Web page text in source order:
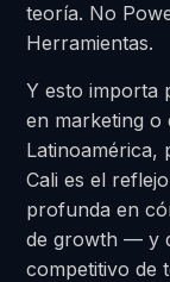
teoría. No
Herramientas.
Y esto importa
en marketing o
Latinoamérica,
Cali es el
profunda en
de growth — y
competitivo de